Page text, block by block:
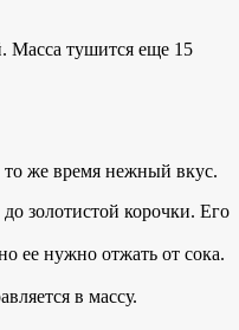
Масса тушится еще 15
же время нежный вкус.
золотистой корочки. Его
ее нужно отжать от сока.
в массу.